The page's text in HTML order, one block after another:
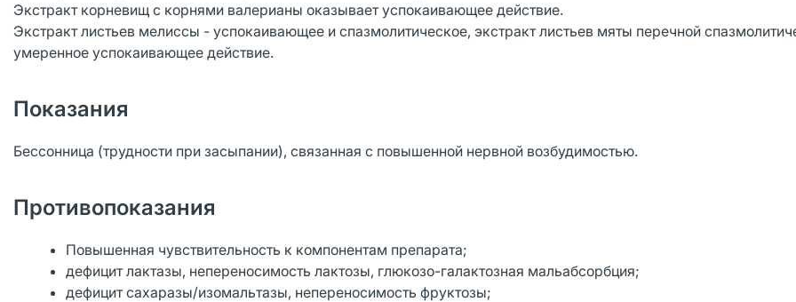
Экстракт корневищ с корнями валерианы оказывает успокаивающее действие.
Экстракт листьев мелиссы - успокаивающее и спазмолитическое, экстракт листьев мяты перечной
умеренное успокаивающее действие.
Показания
Бессонница (трудности при засыпании), связанная с повышенной нервной возбудимостью.
Противопоказания
Повышенная чувствительность к компонентам препарата;
дефицит лактазы, непереносимость лактозы, глюкозо-галактозная мальабсорбция;
дефицит сахаразы/изомальтазы, непереносимость фруктозы;